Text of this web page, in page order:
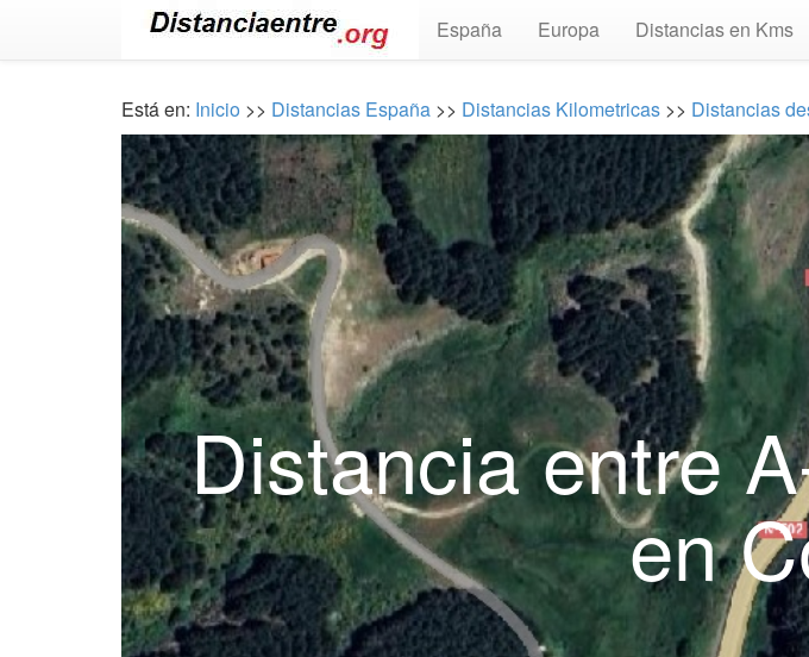
España Europa Distancias en Kms
Está en: Inicio >> Distancias España >> Distancias Kilometricas >> Distancias
Distancia entre
en